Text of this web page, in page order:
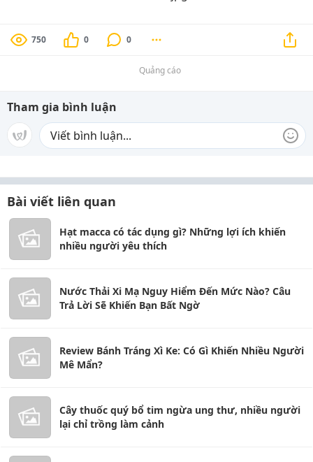
750 0 0
Quảng cáo
Tham gia bình luận
Bài viết liên quan
Hạt macca có tác dụng gì? Những lợi ích khiến
nhiều người yêu thích
Nước Thải Xi Mạ Nguy Hiểm Đến Mức Nào? Câu
Trả Lời Sẽ Khiến Bạn Bất Ngờ
Review Bánh Tráng Xì Ke: Có Gì Khiến Nhiều Người
Mê Mẩn?
Cây thuốc quý bổ tim ngừa ung thư, nhiều người
lại chỉ trồng làm cảnh